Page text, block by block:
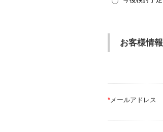
お客様情報
*メールアドレス